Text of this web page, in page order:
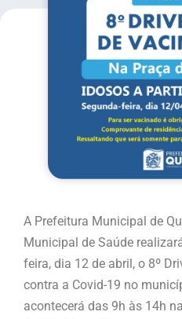
A Prefeitura Municipal de
Municipal de Saúde
feira, dia 12 de abril, o 8º
contra a Covid-19 no
acontecerá das 9h às 14h